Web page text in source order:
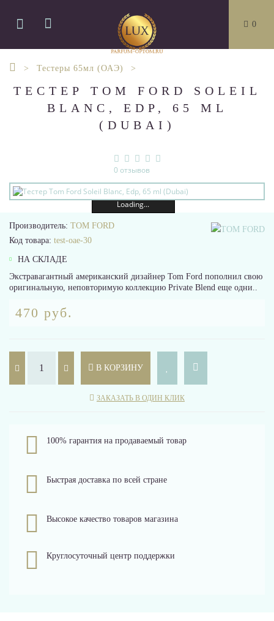
0
Тестеры 65мл (ОАЭ)
ТЕСТЕР TOM FORD SOLEIL
BLANC, EDP, 65 ML
(DUBAI)
0 отзывов
Loading...
Производитель: TOM FORD
Код товара: test-oae-30
НА СКЛАДЕ
Экстравагантный американский дизайнер Tom Ford пополнил свою
оригинальную, неповторимую коллекцию Private Blend еще одни..
470 руб.
В КОРЗИНУ
ЗАКАЗАТЬ В ОДИН КЛИК
100% гарантия на продаваемый товар
Быстрая доставка по всей стране
Высокое качество товаров магазина
Круглосуточный центр поддержки